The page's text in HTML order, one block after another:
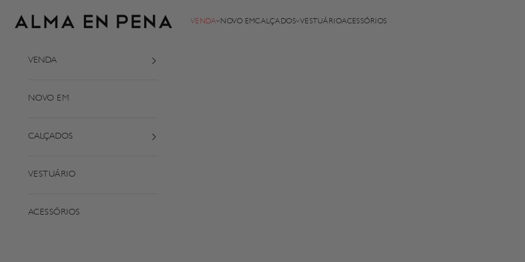
Alma em Pena
VENDA NOVO EMCALÇADOS VESTUÁRIOACESSÓRIOS
VENDA
NOVO EM
CALÇADOS
VESTUÁRIO
ACESSÓRIOS